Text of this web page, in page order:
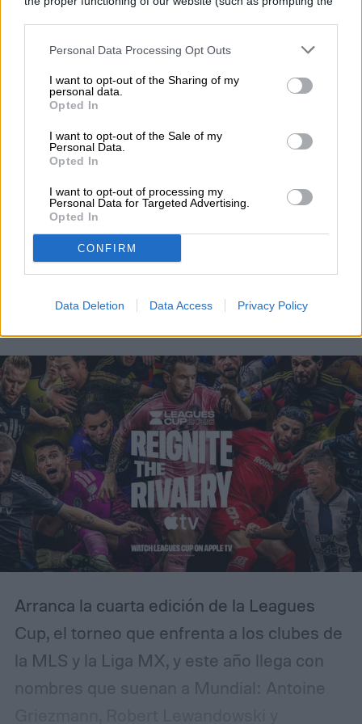
Personal Data Processing Opt Outs
I want to opt-out of the Sharing of my
personal data.
Opted In
I want to opt-out of the Sale of my
Personal Data.
Opted In
I want to opt-out of processing my
Personal Data for Targeted Advertising.
Opted In
CONFIRM
Data Deletion Data Access Privacy Policy
pretemporada rumbo al Super Bowl LXI.
Los protagonistas serán Carolina
Panthers y Arizona Cardinals, dos
franquicias con lazos directos con la clase
de nuevos inmortales que serán exaltados
este fin de semana en Canton, Ohio.
Cuándo y a qué hora es el partido
DEPORTES
Messi, Griezmann,
Lewandowski y Casemiro
se enfrentan en la
Leagues Cup 2026
Arranca la cuarta edición de la Leagues
Cup, el torneo que enfrenta a los clubes de
la MLS y la Liga MX, y este año llega con
nombres que suenan a Mundial: Antoine